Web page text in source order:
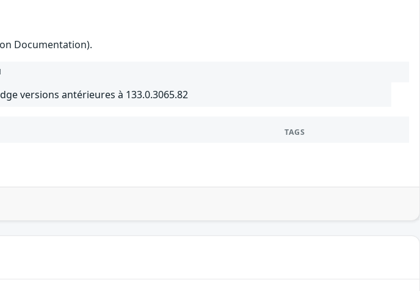
Documentation).
versions antérieures à 133.0.3065.82
TAGS